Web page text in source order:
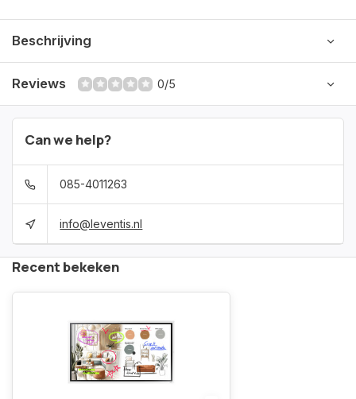
Beschrijving
Reviews 0/5
Can we help?
085-4011263
info@leventis.nl
Recent bekeken